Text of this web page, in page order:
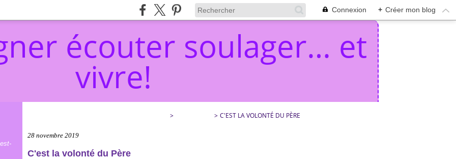
Connexion + Créer mon blog
écouter soulager… et
vivre!
> > C'EST LA VOLONTÉ DU PÈRE
28 novembre 2019
C'est la volonté du Père